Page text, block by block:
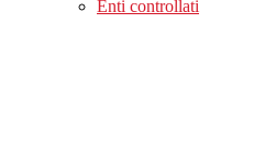
Enti controllati